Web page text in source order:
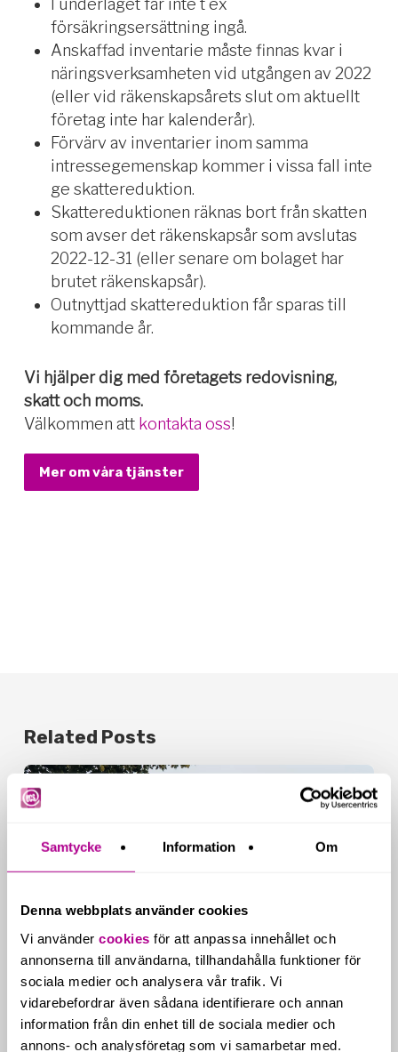
Samtycke Information Om
Denna webbplats använder cookies
Vi använder cookies för att anpassa innehållet och
annonserna till användarna, tillhandahålla funktioner för
sociala medier och analysera vår trafik. Vi
vidarebefordrar även sådana identifierare och annan
information från din enhet till de sociala medier och
annons- och analysföretag som vi samarbetar med.
I underlaget får inte t ex
försäkringsersättning ingå.
Anskaffad inventarie måste finnas kvar i
näringsverksamheten vid utgången av 2022
(eller vid räkenskapsårets slut om aktuellt
företag inte har kalenderår).
Förvärv av inventarier inom samma
intressegemenskap kommer i vissa fall inte
ge skattereduktion.
Skattereduktionen räknas bort från skatten
som avser det räkenskapsår som avslutas
2022-12-31 (eller senare om bolaget har
brutet räkenskapsår).
Outnyttjad skattereduktion får sparas till
kommande år.
Vi hjälper dig med företagets redovisning,
skatt och moms.
Välkommen att kontakta oss!
Mer om våra tjänster
Related Posts
Nyheter & kunskap Nyheter inom ekonomi
Nya
redovisningskrav
för
från
Nya redovisningskrav för